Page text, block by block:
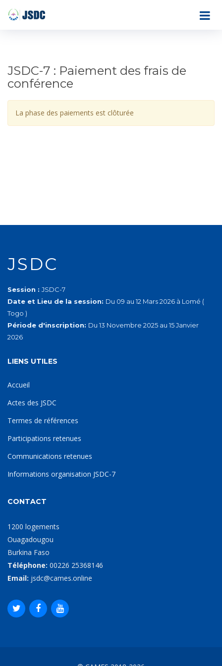
JSDC-7 : Paiement des frais de
conférence
La phase des paiements est clôturée
JSDC
Session : JSDC-7
Date et Lieu de la session: Du 09 au 12 Mars 2026 à Lomé (
Togo )
Période d'inscription: Du 13 Novembre 2025 au 15 Janvier
2026
LIENS UTILES
Accueil
Actes des JSDC
Termes de références
Participations retenues
Communications retenues
Informations organisation JSDC-7
CONTACT
1200 logements
Ouagadougou
Burkina Faso
Téléphone: 00226 25368146
Email: jsdc@cames.online